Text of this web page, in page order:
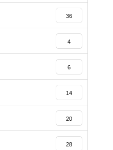
36
4
6
14
20
28